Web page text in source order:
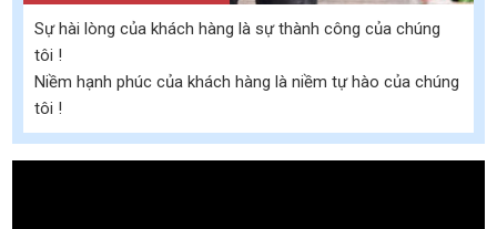
Sự hài lòng của khách hàng là sự thành công của chúng
tôi !
Niềm hạnh phúc của khách hàng là niềm tự hào của chúng
tôi !